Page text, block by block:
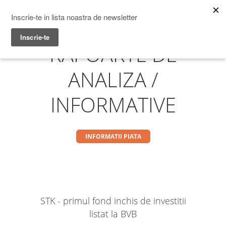
Menu
Prime Transaction
RAPOARTE DE
ANALIZA /
INFORMATIVE
INFORMATII PIATA
STK - primul fond inchis de investitii
listat la BVB